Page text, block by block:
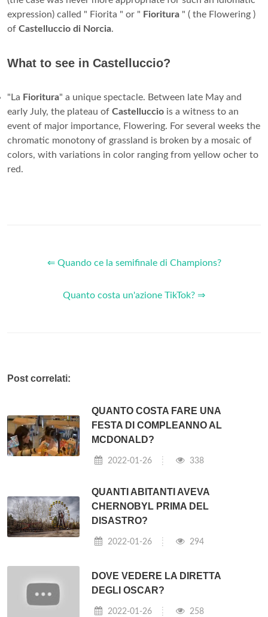
expression) called " Fiorita " or " Fioritura " ( the Flowering )
of Castelluccio di Norcia.
What to see in Castelluccio?
"La Fioritura" a unique spectacle. Between late May and
early July, the plateau of Castelluccio is a witness to an
event of major importance, Flowering. For several weeks the
chromatic monotony of grassland is broken by a mosaic of
colors, with variations in color ranging from yellow ocher to
red.
⇐ Quando ce la semifinale di Champions?
Quanto costa un'azione TikTok? ⇒
Post correlati:
QUANTO COSTA FARE UNA
FESTA DI COMPLEANNO AL
MCDONALD?
2022-01-26 338
QUANTI ABITANTI AVEVA
CHERNOBYL PRIMA DEL
DISASTRO?
2022-01-26 294
DOVE VEDERE LA DIRETTA
DEGLI OSCAR?
2022-01-26 258